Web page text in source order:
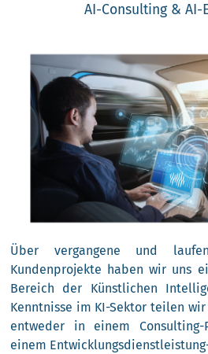
AI-Consulting & AI-
Über vergangene und
Kundenprojekte haben wir uns
Bereich der Künstlichen
Kenntnisse im KI-Sektor teilen
entweder in einem
einem